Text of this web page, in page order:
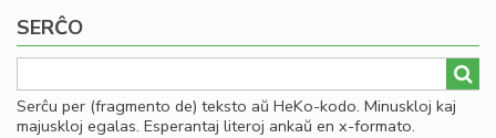
SERĈO
Serĉu per (fragmento de) teksto aŭ HeKo-kodo. Minuskloj kaj
majuskloj egalas. Esperantaj literoj ankaŭ en x-formato.